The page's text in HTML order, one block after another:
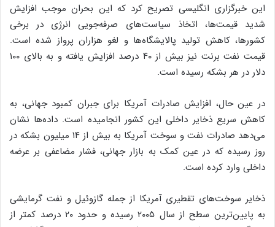
این خبرگزاری انگلیسی تصریح کرد که این بحران موجب افزایش
شدید قیمت‌ها، اتخاذ سیاست‌های صرفه‌جویی انرژی در برخی
کشورها، کاهش تولید پالایشگاه‌ها و لغو هزاران پرواز شده است.
قیمت نفت برنت نیز بیش از ۴۰ درصد افزایش یافته و به بالای ۱۰۰
دلار در هر بشکه رسیده است.
در عین حال، افزایش صادرات آمریکا برای جبران کمبود جهانی، به
کاهش سریع ذخایر داخلی این کشور انجامیده است. داده‌ها نشان
می‌دهد صادرات نفت و سوخت آمریکا به بیش از ۱۴ میلیون بشکه در
روز رسیده که در عین کمک به بازار جهانی، فشار مضاعفی بر عرضه
داخلی وارد کرده است.
ذخایر سوخت‌های تقطیری آمریکا از جمله گازوئیل و نفت گرمایشی
به پایین‌ترین سطح از سال ۲۰۰۵ رسیده و حدود ۲۰ درصد کمتر از